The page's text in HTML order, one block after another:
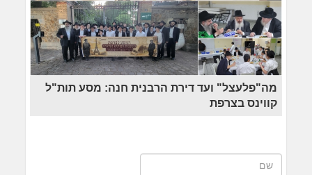
מה"פלעצל" ועד דירת הרבנית חנה: מסע תות"ל
קווינס בצרפת